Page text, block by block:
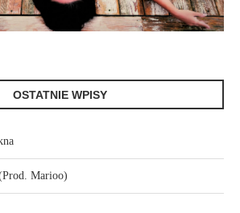
OSTATNIE WPISY
Marioo)